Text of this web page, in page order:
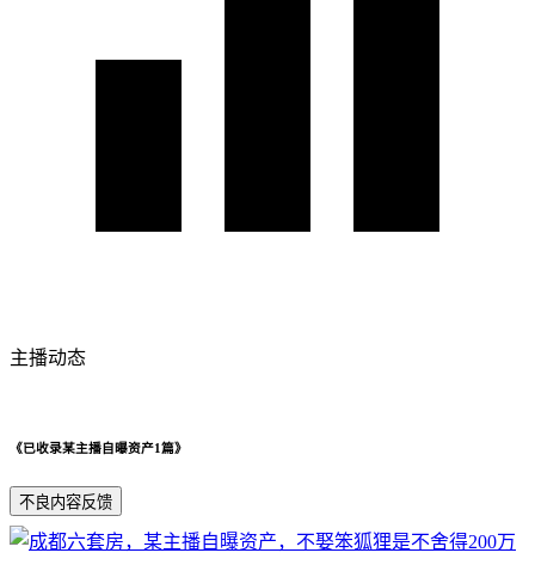
主播动态
《已收录某主播自曝资产1篇》
不良内容反馈